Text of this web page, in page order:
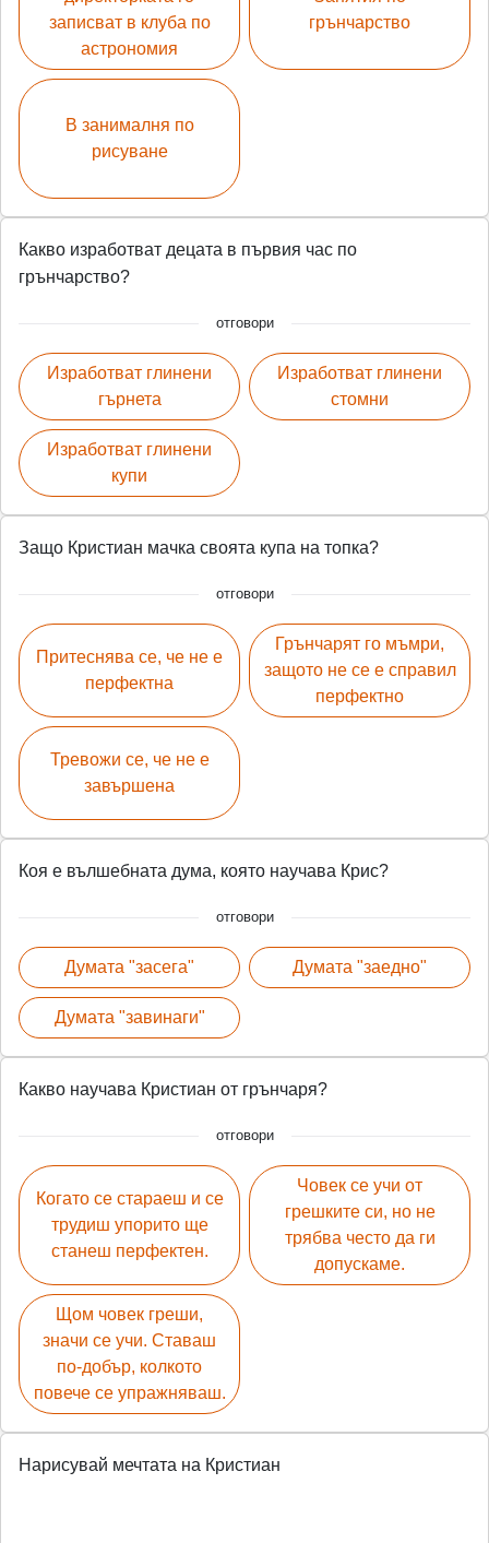
записват в клуба по
астрономия
В занималня по
рисуване
грънчарство
Какво изработват децата в първия час по
грънчарство?
отговори
Изработват глинени
гърнета
Изработват глинени
купи
Изработват глинени
стомни
Защо Кристиан мачка своята купа на топка?
отговори
Притеснява се, че не е
перфектна
Тревожи се, че не е
завършена
Грънчарят го мъмри,
защото не се е справил
перфектно
Коя е вълшебната дума, която научава Крис?
отговори
Думата "засега"
Думата "завинаги"
Думата "заедно"
Какво научава Кристиан от грънчаря?
отговори
Когато се стараеш и се
трудиш упорито ще
станеш перфектен.
Щом човек греши,
значи се учи. Ставаш
по-добър, колкото
повече се упражняваш.
Човек се учи от
грешките си, но не
трябва често да ги
допускаме.
Нарисувай мечтата на Кристиан